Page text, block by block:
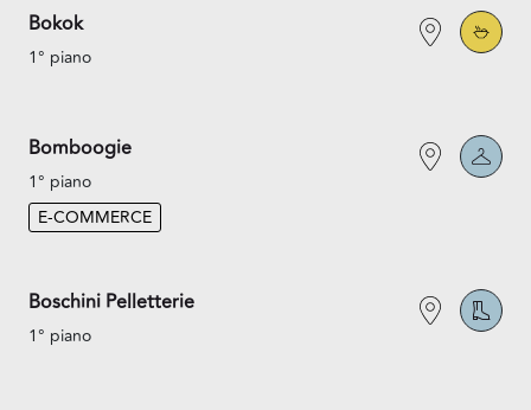
Bokok
1° piano
Bomboogie
1° piano
E-COMMERCE
Boschini Pelletterie
1° piano